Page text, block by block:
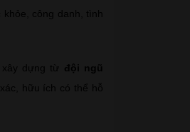
công danh, tình
dựng từ đội ngũ
hữu ích có thể hỗ